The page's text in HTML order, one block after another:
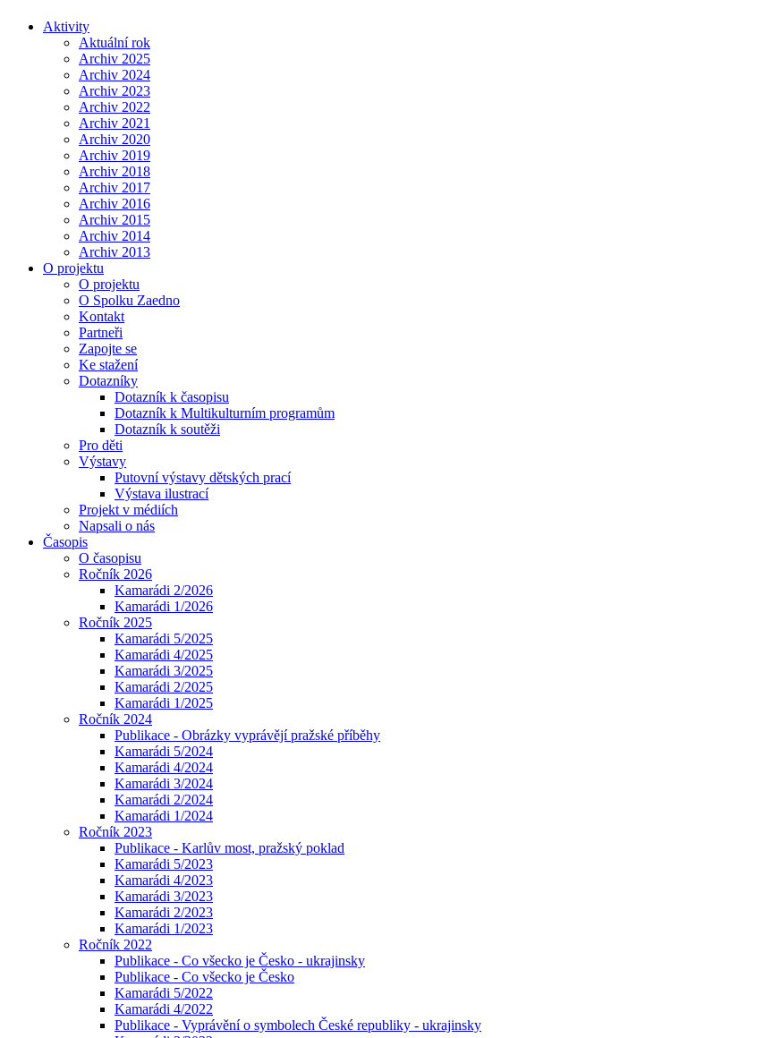
Aktivity
Aktuální rok
Archiv 2025
Archiv 2024
Archiv 2023
Archiv 2022
Archiv 2021
Archiv 2020
Archiv 2019
Archiv 2018
Archiv 2017
Archiv 2016
Archiv 2015
Archiv 2014
Archiv 2013
O projektu
O projektu
O Spolku Zaedno
Kontakt
Partneři
Zapojte se
Ke stažení
Dotazníky
Dotazník k časopisu
Dotazník k Multikulturním programům
Dotazník k soutěži
Pro děti
Výstavy
Putovní výstavy dětských prací
Výstava ilustrací
Projekt v médiích
Napsali o nás
Časopis
O časopisu
Ročník 2026
Kamarádi 2/2026
Kamarádi 1/2026
Ročník 2025
Kamarádi 5/2025
Kamarádi 4/2025
Kamarádi 3/2025
Kamarádi 2/2025
Kamarádi 1/2025
Ročník 2024
Publikace - Obrázky vyprávějí pražské příběhy
Kamarádi 5/2024
Kamarádi 4/2024
Kamarádi 3/2024
Kamarádi 2/2024
Kamarádi 1/2024
Ročník 2023
Publikace - Karlův most, pražský poklad
Kamarádi 5/2023
Kamarádi 4/2023
Kamarádi 3/2023
Kamarádi 2/2023
Kamarádi 1/2023
Ročník 2022
Publikace - Co všecko je Česko - ukrajinsky
Publikace - Co všecko je Česko
Kamarádi 5/2022
Kamarádi 4/2022
Publikace - Vyprávění o symbolech České republiky - ukrajinsky